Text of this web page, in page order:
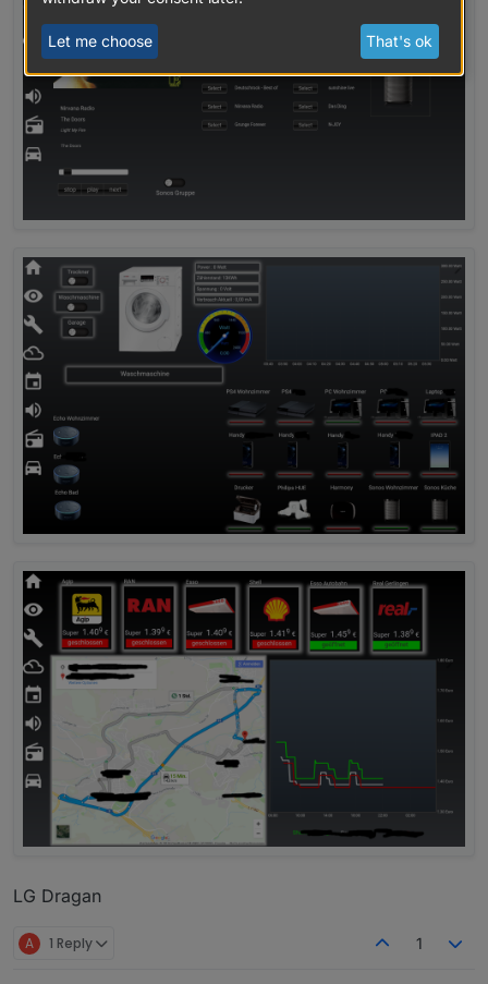
});
on(
var
windsymbol = parseInt (obj.newState
var
'http://127.0.0.1:8082/daswetter/
setState
'WindSymbol7'
LG Dragan
A 1 Reply 1
Let me choose That's ok